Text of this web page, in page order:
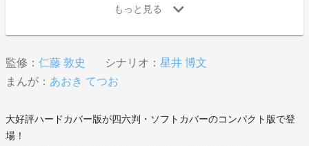
監修： 仁藤 敦史 シナリオ： 星井 博文
まんが： あおき てつお
大好評ハードカバー版が四六判・ソフトカバーのコンパクト版で登
場！